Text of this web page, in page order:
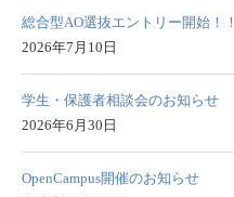
総合型AO選抜エントリー開始！！
2026年7月10日
学生・保護者相談会のお知らせ
2026年6月30日
OpenCampus開催のお知らせ